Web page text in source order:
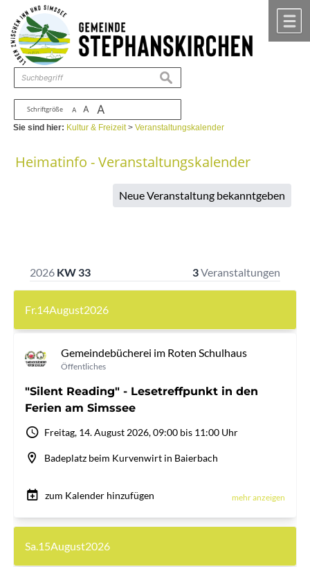
Zum Inhalt ,zur Navigation
Schriftgröße A A A
suchen
Sie sind hier: Kultur & Freizeit>Veranstaltungskalender
Heimatinfo - Veranstaltungskalender